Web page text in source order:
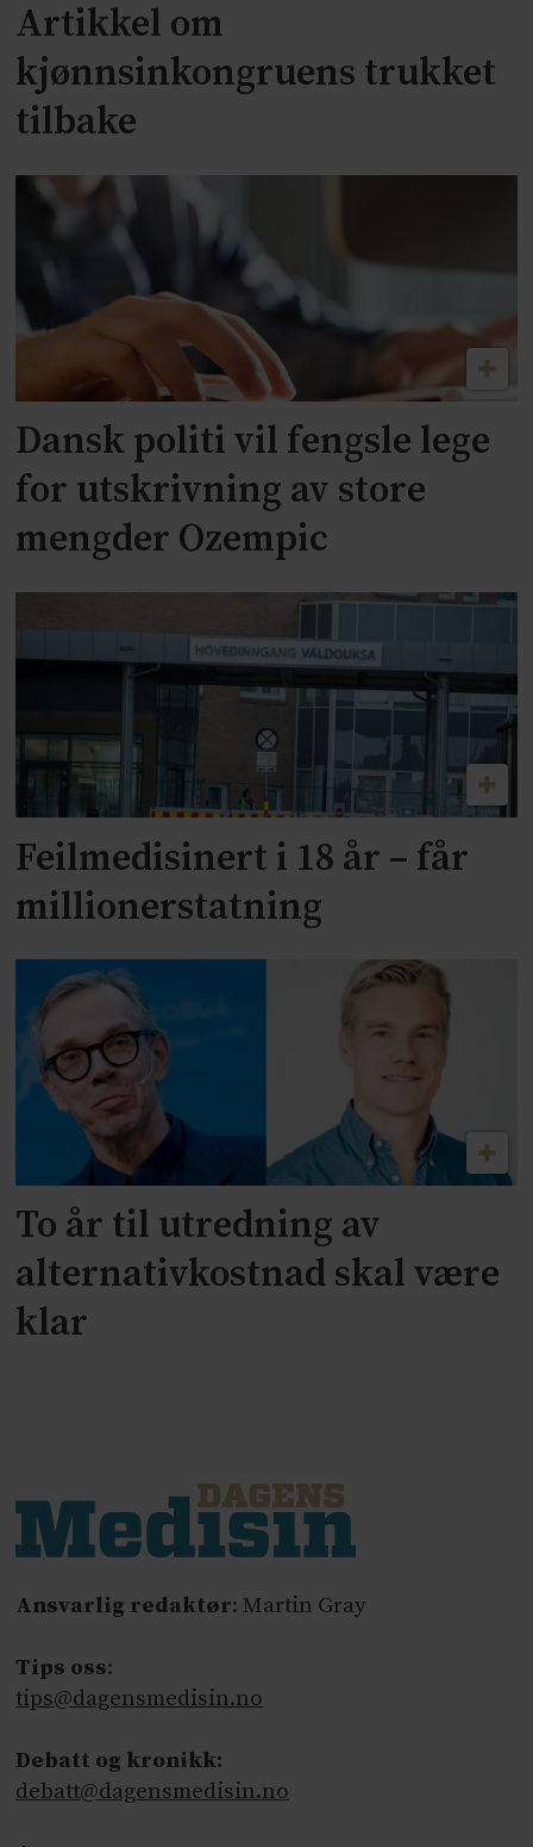
Artikkel om
kjønnsinkongruens trukket
tilbake
Dansk politi vil fengsle lege
for utskrivning av store
mengder Ozempic
Feilmedisinert i 18 år – får
millionerstatning
To år til utredning av
alternativkostnad skal være
klar
Ansvarlig redaktør: Martin Gray
Tips oss:
tips@dagensmedisin.no
Debatt og kronikk:
debatt@dagensmedisin.no